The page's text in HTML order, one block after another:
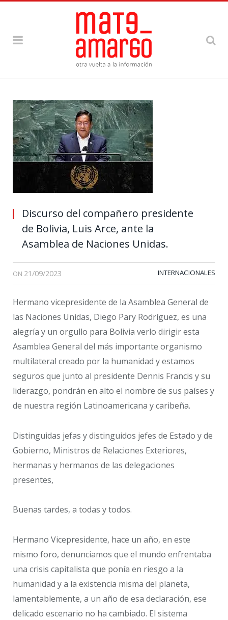
Discurso del compañero presidente
de Bolivia, Luis Arce, ante la
Asamblea de Naciones Unidas.
ON 21/09/2023 INTERNACIONALES
Hermano vicepresidente de la Asamblea General de
las Naciones Unidas, Diego Pary Rodríguez, es una
alegría y un orgullo para Bolivia verlo dirigir esta
Asamblea General del más importante organismo
multilateral creado por la humanidad y estamos
seguros que junto al presidente Dennis Francis y su
liderazgo, pondrán en alto el nombre de sus países y
de nuestra región Latinoamericana y caribeña.
Distinguidas jefas y distinguidos jefes de Estado y de
Gobierno, Ministros de Relaciones Exteriores,
hermanas y hermanos de las delegaciones
presentes,
Buenas tardes, a todas y todos.
Hermano Vicepresidente, hace un año, en este
mismo foro, denunciamos que el mundo enfrentaba
una crisis capitalista que ponía en riesgo a la
humanidad y a la existencia misma del planeta,
lamentablemente, a un año de esa declaración, ese
delicado escenario no ha cambiado. El sistema